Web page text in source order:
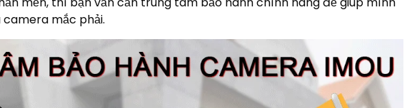
mắc phải.